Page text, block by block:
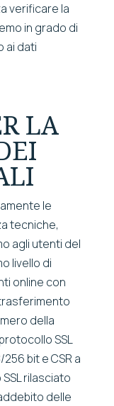
verificare la
in grado di
ai dati
LA
le
tecniche,
agli utenti del
livello di
online con
della
SSL
bit e CSR a
rilasciato
delle